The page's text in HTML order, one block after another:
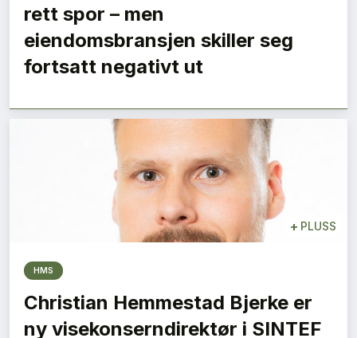
rett spor – men
eiendomsbransjen skiller seg
fortsatt negativt ut
+ PLUSS
HMS
Christian Hemmestad Bjerke er
ny visekonserndirektør i SINTEF